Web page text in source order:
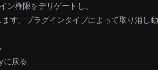
ン権限をデリゲートし、
ます。プラグインタイプによって取り消し動
に戻る